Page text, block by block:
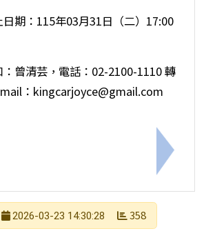
知--臺南市蕭壠北頭洋發展協會辦理「
期：115年03月31日（二）17:00
曾清芸，電話：02-2100-1110 轉
：kingcarjoyce@gmail.com
下一筆：
2026-03-23 14:30:28 358